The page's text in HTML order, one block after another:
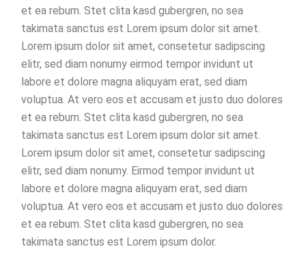
et ea rebum. Stet clita kasd gubergren, no sea
takimata sanctus est Lorem ipsum dolor sit amet.
Lorem ipsum dolor sit amet, consetetur sadipscing
elitr, sed diam nonumy eirmod tempor invidunt ut
labore et dolore magna aliquyam erat, sed diam
voluptua. At vero eos et accusam et justo duo dolores
et ea rebum. Stet clita kasd gubergren, no sea
takimata sanctus est Lorem ipsum dolor sit amet.
Lorem ipsum dolor sit amet, consetetur sadipscing
elitr, sed diam nonumy. Eirmod tempor invidunt ut
labore et dolore magna aliquyam erat, sed diam
voluptua. At vero eos et accusam et justo duo dolores
et ea rebum. Stet clita kasd gubergren, no sea
takimata sanctus est Lorem ipsum dolor.